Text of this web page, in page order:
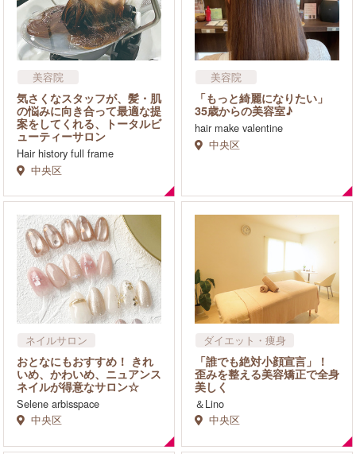
美容院
気さくなスタッフが、髪・肌
の悩みに向き合って最適な提
案をしてくれる、トータルビ
ューティーサロン
Hair history full frame
中央区
美容院
「もっと綺麗になりたい」
35歳からの美容室♪
hair make valentine
中央区
ネイルサロン
まつげサロン
おとなにもおすすめ！ きれ
いめ、かわいめ、ニュアンス
ネイルが得意なサロン☆
Selene arbisspace
中央区
ダイエット・痩身
整体・カイロ
フェイシャル
「誰でも絶対小顔宣言」！
歪みを整える美容矯正で全身
美しく
＆Lino
中央区